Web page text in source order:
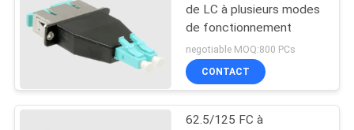
de LC à plusieurs modes
de fonctionnement
negotiable MOQ:800 PCs
CONTACT
62.5/125 FC à